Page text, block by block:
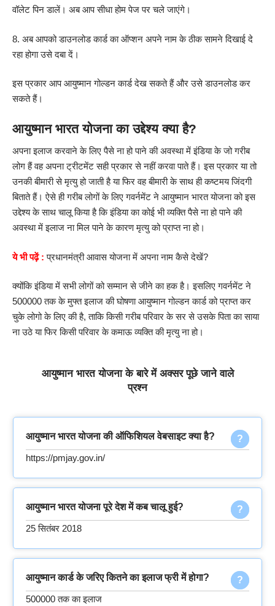
वॉलेट पिन डालें। अब आप सीधा होम पेज पर चले जाएंगे।
8. अब आपको डाउनलोड कार्ड का ऑप्शन अपने नाम के ठीक सामने दिखाई दे
रहा होगा उसे दबा दें।
इस प्रकार आप आयुष्मान गोल्डन कार्ड देख सकते हैं और उसे डाउनलोड कर
सकते हैं।
आयुष्मान भारत योजना का उद्देश्य क्या है?
अपना इलाज करवाने के लिए पैसे ना हो पाने की अवस्था में इंडिया के जो गरीब
लोग हैं वह अपना ट्रीटमेंट सही प्रकार से नहीं करवा पाते हैं। इस प्रकार या तो
उनकी बीमारी से मृत्यु हो जाती है या फिर वह बीमारी के साथ ही कष्टमय जिंदगी
बिताते हैं। ऐसे ही गरीब लोगों के लिए गवर्नमेंट ने आयुष्मान भारत योजना को इस
उद्देश्य के साथ चालू किया है कि इंडिया का कोई भी व्यक्ति पैसे ना हो पाने की
अवस्था में इलाज ना मिल पाने के कारण मृत्यु को प्राप्त ना हो।
ये भी पढ़ें : प्रधानमंत्री आवास योजना में अपना नाम कैसे देखें?
क्योंकि इंडिया में सभी लोगों को सम्मान से जीने का हक है। इसलिए गवर्नमेंट ने
500000 तक के मुफ्त इलाज की घोषणा आयुष्मान गोल्डन कार्ड को प्राप्त कर
चुके लोगो के लिए की है, ताकि किसी गरीब परिवार के सर से उसके पिता का साया
ना उठे या फिर किसी परिवार के कमाऊ व्यक्ति की मृत्यु ना हो।
आयुष्मान भारत योजना के बारे में अक्सर पूछे जाने वाले
प्रश्न
आयुष्मान भारत योजना की ऑफिशियल वेबसाइट क्या है?
https://pmjay.gov.in/
आयुष्मान भारत योजना पूरे देश में कब चालू हुई?
25 सितंबर 2018
आयुष्मान कार्ड के जरिए कितने का इलाज फ्री में होगा?
500000 तक का इलाज